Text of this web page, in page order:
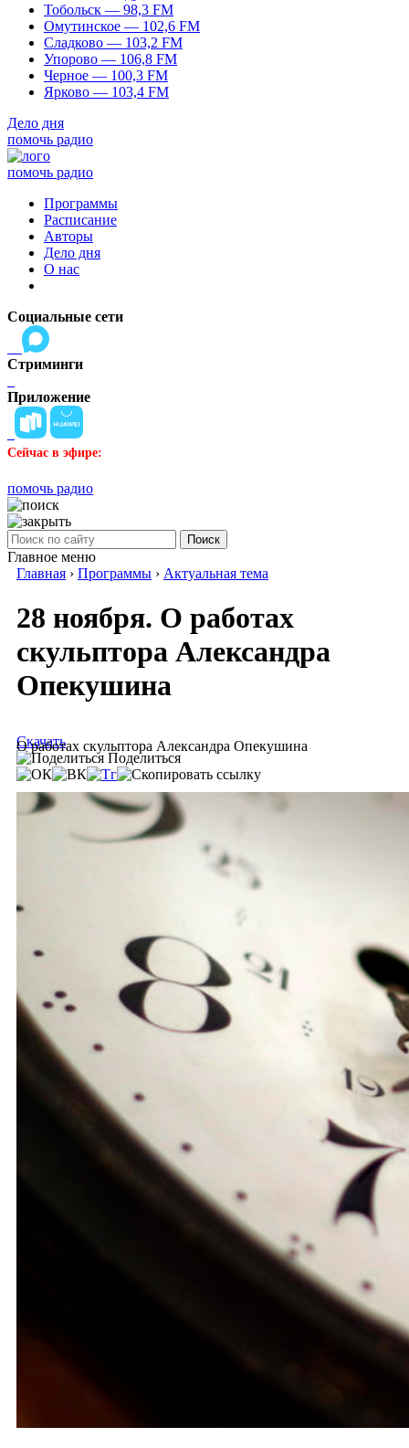
Тобольск — 98,3 FM
Омутинское — 102,6 FM
Сладково — 103,2 FM
Упорово — 106,8 FM
Черное — 100,3 FM
Ярково — 103,4 FM
Дело дня
помочь радио
помочь радио
Программы
Расписание
Авторы
Дело дня
О нас
Социальные сети
Стриминги
Приложение
Сейчас в эфире:
помочь радио
Поиск
Главное меню
Главная › Программы › Актуальная тема
28 ноября. О работах
скульптора Александра
Опекушина
О работах скульптора Александра Опекушина
Скачать
Поделиться